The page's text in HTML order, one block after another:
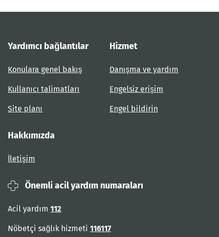
Yardımcı bağlantılar
Konulara genel bakış
Kullanıcı talimatları
Site planı
Hizmet
Danışma ve yardım
Engelsiz erişim
Engel bildirin
Hakkımızda
İletişim
Önemli acil yardım numaraları
Acil yardım 112
Nöbetçi sağlık hizmeti 116117